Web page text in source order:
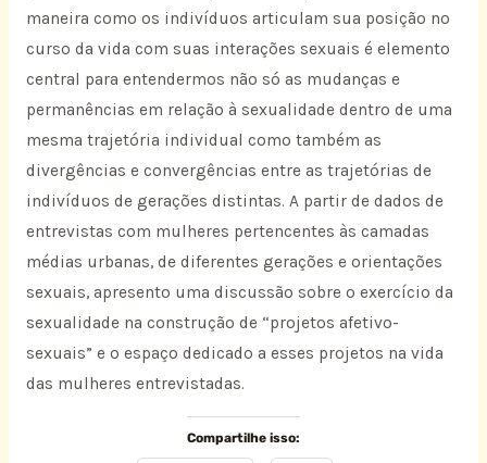
maneira como os indivíduos articulam sua posição no
curso da vida com suas interações sexuais é elemento
central para entendermos não só as mudanças e
permanências em relação à sexualidade dentro de uma
mesma trajetória individual como também as
divergências e convergências entre as trajetórias de
indivíduos de gerações distintas. A partir de dados de
entrevistas com mulheres pertencentes às camadas
médias urbanas, de diferentes gerações e orientações
sexuais, apresento uma discussão sobre o exercício da
sexualidade na construção de “projetos afetivo-
sexuais” e o espaço dedicado a esses projetos na vida
das mulheres entrevistadas.
Compartilhe isso: